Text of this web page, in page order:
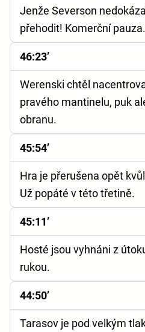
Jenže Severson
přehodit! Komerční pauza.
46:23’
Werenski chtěl
pravého mantinelu, puk
obranu.
45:54’
Hra je přerušena opět
Už popáté v této třetině.
45:11’
Hosté jsou vyhnáni z
rukou.
44:50’
Tarasov je pod velkým